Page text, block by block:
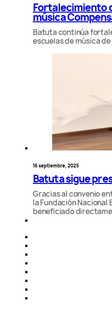
Fortalecimiento
música
Batuta continúa
escuelas de música
16 septiembre, 2025
Batuta sigue
Gracias al convenio
la Fundación Nacional
beneficiado